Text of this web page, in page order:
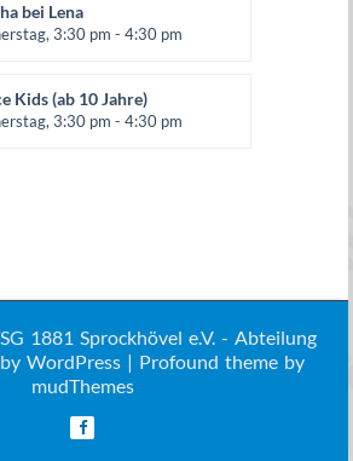
bei Lena
3:30 pm - 4:30 pm
Kids (ab 10 Jahre)
3:30 pm - 4:30 pm
6:00 pm - 7:00 pm
1881 Sprockhövel e.V. - Abteilung
WordPress | Profound theme by
mudThemes